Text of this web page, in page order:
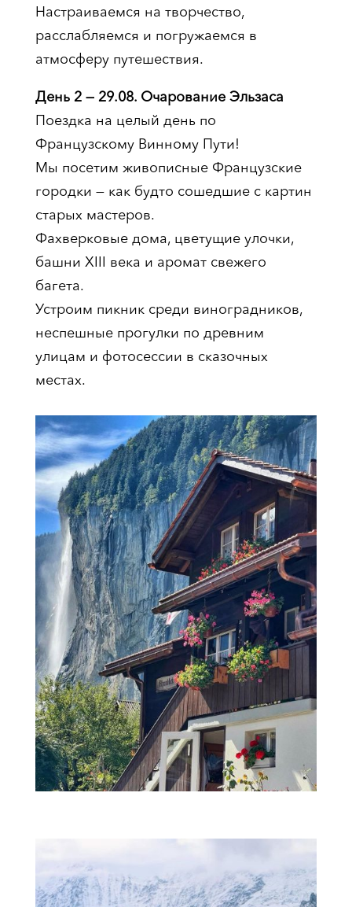
Настраиваемся на творчество,
расслабляемся и погружаемся в
атмосферу путешествия.
День 2 — 29.08. Очарование Эльзаса
Поездка на целый день по
Французскому Винному Пути!
Мы посетим живописные Французские
городки — как будто сошедшие с картин
старых мастеров.
Фахверковые дома, цветущие улочки,
башни XIII века и аромат свежего
багета.
Устроим пикник среди виноградников,
неспешные прогулки по древним
улицам и фотосессии в сказочных
местах.